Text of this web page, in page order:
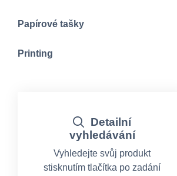
Papírové tašky
Printing
Detailní
vyhledávání
Vyhledejte svůj produkt
stisknutím tlačítka po zadání